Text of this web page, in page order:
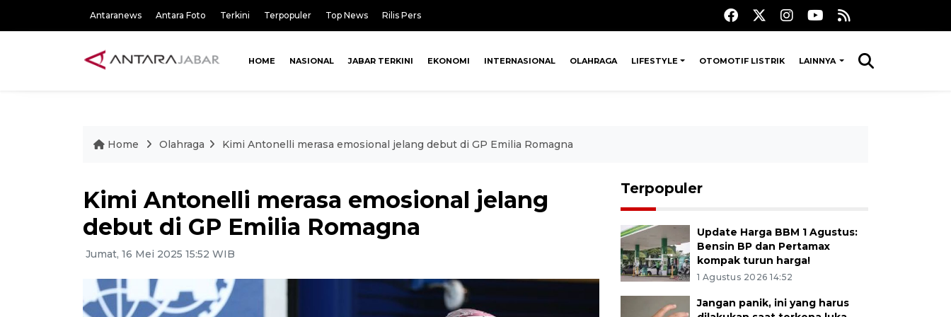
Antaranews Antara Foto Terkini Terpopuler Top News Rilis Pers
HOME NASIONAL JABAR TERKINI EKONOMI INTERNASIONAL OLAHRAGA LIFESTYLE OTOMOTIF LISTRIK LAINNYA
Home Olahraga Kimi Antonelli merasa emosional jelang debut di GP Emilia Romagna
Kimi Antonelli merasa emosional jelang
debut di GP Emilia Romagna
Jumat, 16 Mei 2025 15:52 WIB
Terpopuler
Update Harga BBM 1 Agustus:
Bensin BP dan Pertamax
kompak turun harga!
1 Agustus 2026 14:52
Jangan panik, ini yang harus